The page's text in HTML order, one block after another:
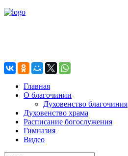
Главная
О благочинии
Духовенство благочиния
Духовенство храма
Расписание богослужения
Гимназия
Видео